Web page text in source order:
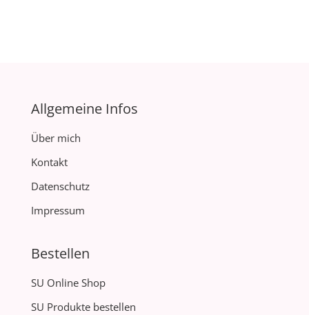
Allgemeine Infos
Über mich
Kontakt
Datenschutz
Impressum
Bestellen
SU Online Shop
SU Produkte bestellen